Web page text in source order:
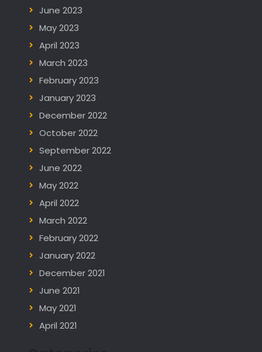
June 2023
May 2023
April 2023
March 2023
February 2023
January 2023
December 2022
October 2022
September 2022
June 2022
May 2022
April 2022
March 2022
February 2022
January 2022
December 2021
June 2021
May 2021
April 2021